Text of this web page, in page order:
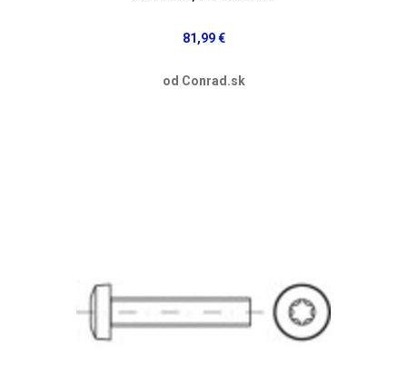
81,99 €
od Conrad.sk